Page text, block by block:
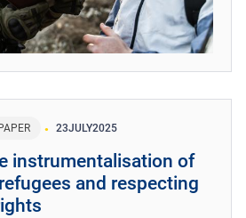
23JULY2025
instrumentalisation of
and respecting